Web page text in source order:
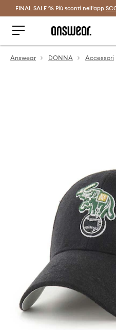
Risparmia con
FINAL SALE % Più sconti nell'app
Answear DONNA Accessori